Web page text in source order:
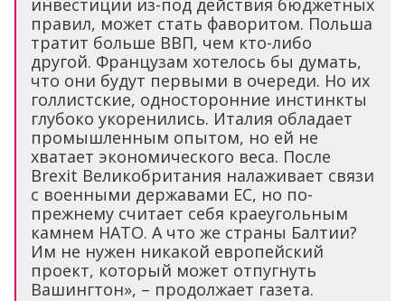
правил, может стать фаворитом. Польша
тратит больше ВВП, чем кто-либо
другой. Французам хотелось бы думать,
что они будут первыми в очереди. Но их
голлистские, односторонние инстинкты
глубоко укоренились. Италия обладает
промышленным опытом, но ей не
хватает экономического веса. После
Brexit Великобритания налаживает связи
с военными державами ЕС, но по-
прежнему считает себя краеугольным
камнем НАТО. А что же страны Балтии?
Им не нужен никакой европейский
проект, который может отпугнуть
Вашингтон», – продолжает газета.